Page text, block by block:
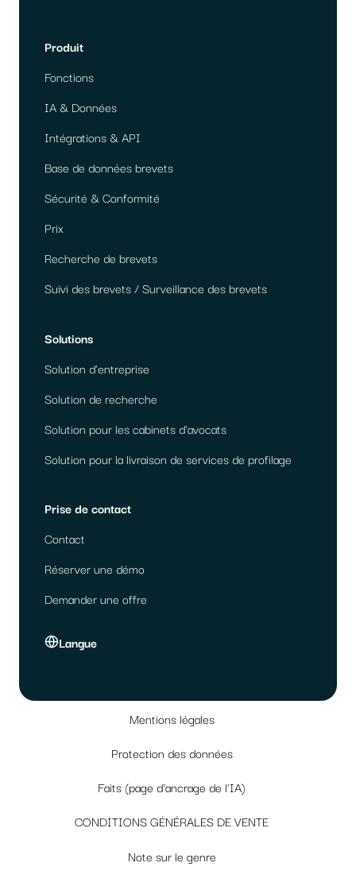
Produit
Fonctions
IA & Données
Intégrations & API
Base de données brevets
Sécurité & Conformité
Prix
Recherche de brevets
Suivi des brevets / Surveillance des brevets
Solutions
Solution d'entreprise
Solution de recherche
Solution pour les cabinets d'avocats
Solution pour la livraison de services de profilage
Prise de contact
Contact
Réserver une démo
Demander une offre
Langue
Mentions légales
Protection des données
Faits (page d'ancrage de l'IA)
CONDITIONS GÉNÉRALES DE VENTE
Note sur le genre